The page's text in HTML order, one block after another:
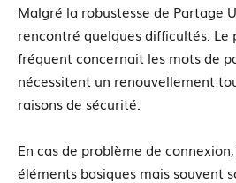
Malgré la robustesse de Partage
rencontré quelques difficultés. Le
fréquent concernait les mots de
nécessitent un renouvellement
raisons de sécurité.
En cas de problème de
éléments basiques mais souvent